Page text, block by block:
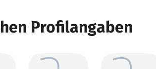
Profilangaben